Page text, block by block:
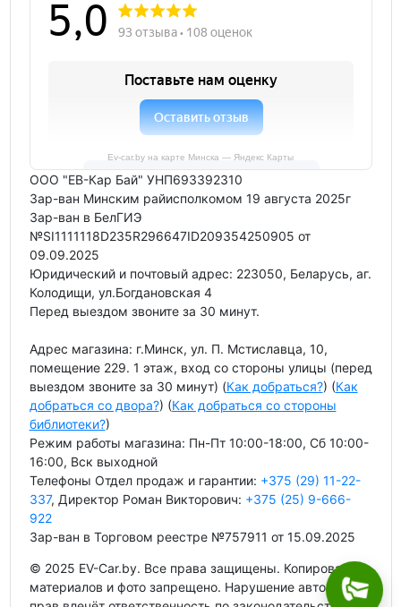
Ev-car.by на карте Минска — Яндекс Карты
ООО "ЕВ-Кар Бай" УНП693392310
Зар-ван Минским райисполкомом 19 августа 2025г
Зар-ван в БелГИЭ
№SI1111118D235R296647ID209354250905 от
09.09.2025
Юридический и почтовый адрес: 223050, Беларусь, аг.
Колодищи, ул.Богдановская 4
Перед выездом звоните за 30 минут.
Адрес магазина: г.Минск, ул. П. Мстиславца, 10,
помещение 229. 1 этаж, вход со стороны улицы (перед
выездом звоните за 30 минут) (Как добраться?) (Как
добраться со двора?) (Как добраться со стороны
библиотеки?)
Режим работы магазина: Пн-Пт 10:00-18:00, Сб 10:00-
16:00, Вск выходной
Телефоны Отдел продаж и гарантии: +375 (29) 11-22-
337, Директор Роман Викторович: +375 (25) 9-666-
922
Зар-ван в Торговом реестре №757911 от 15.09.2025
© 2025 EV-Car.by. Все права защищены. Копирование
материалов и фото запрещено. Нарушение авторских